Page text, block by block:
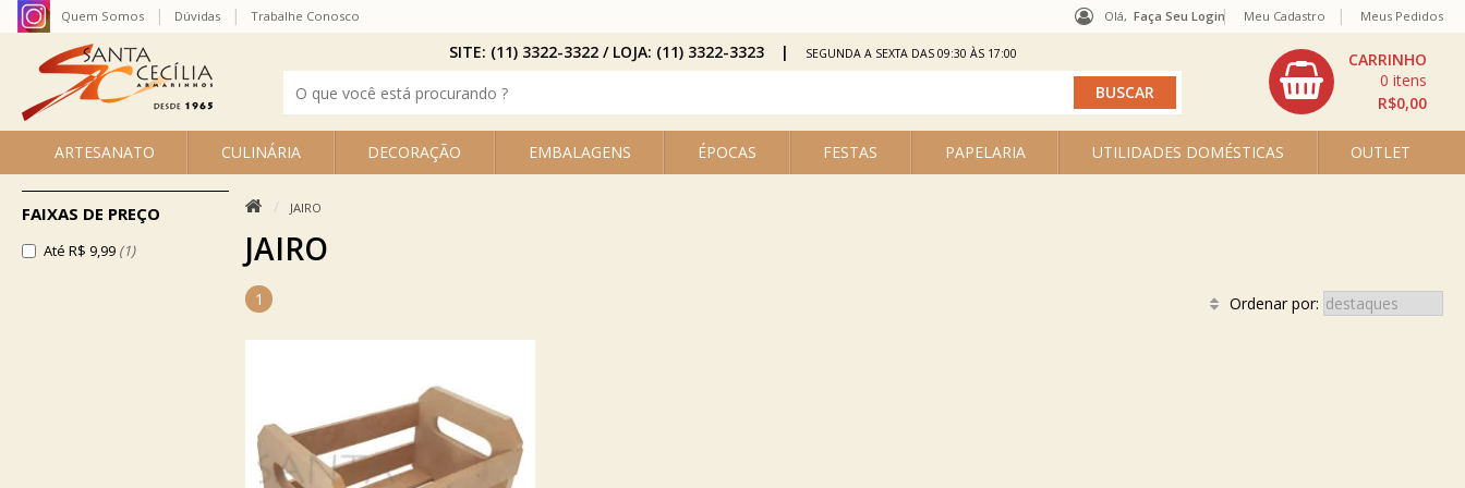
Olá, Faça Seu Login
ARTESANATO CULINÁRIA DECORAÇÃO EMBALAGENS ÉPOCAS FESTAS PAPELARIA UTILIDADES DOMÉSTICAS OUTLET
R$0,00
0
Quem Somos Dúvidas Trabalhe Conosco Meu Cadastro Meus Pedidos
SITE: (11) 3322-3322 / LOJA: (11) 3322-3323 SEGUNDA A SEXTA DAS 09:30 ÀS 17:00
FAIXAS DE PREÇO
Até R$ 9,99 (1)
JAIRO
JAIRO
Ordenar por:
1